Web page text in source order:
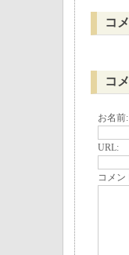
コ
コ
お名前:
URL:
コメン